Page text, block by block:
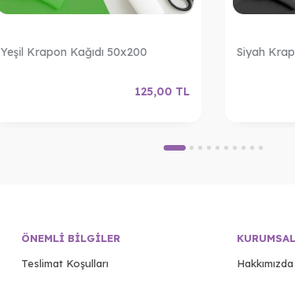
Yeşil Krapon Kağıdı 50x200
125,00 TL
Siyah
ÖNEMLI BILGILER
Teslimat Koşulları
KURUMSAL
Hakkımızda